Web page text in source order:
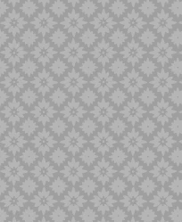
Panimbal
Panji Pengantin
Parungsari
Pasopati
Pulanggeni
Putut
Sabuk Inten
Sempana